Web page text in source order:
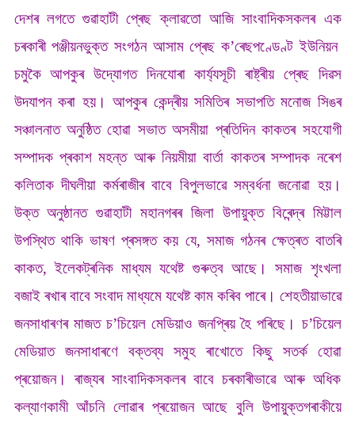
দেশৰ লগতে গুৱাহাটী প্ৰেছ ক্লাৱতো আজি সাংবাদিকসকলৰ এক
চৰকাৰী পঞ্জীয়নভুক্ত সংগঠন আসাম প্ৰেছ ক’ৰেছপণ্ডেণ্ট ইউনিয়ন
চমুকৈ আপকুৰ উদ্যোগত দিনযোৰা কাৰ্য্যসূচী ৰাষ্ট্ৰীয় প্ৰেছ দিৱস
উদযাপন কৰা হয়। আপকুৰ কেন্দ্ৰীয় সমিতিৰ সভাপতি মনোজ সিঙৰ
সঞ্চালনাত অনুষ্ঠিত হোৱা সভাত অসমীয়া প্ৰতিদিন কাকতৰ সহযোগী
সম্পাদক প্ৰকাশ মহন্ত আৰু নিয়মীয়া বাৰ্তা কাকতৰ সম্পাদক নৰেশ
কলিতাক দীঘলীয়া কৰ্মৰাজীৰ বাবে বিপুলভাৱে সম্বৰ্ধনা জনোৱা হয়।
উক্ত অনুষ্ঠানত গুৱাহাটী মহানগৰৰ জিলা উপায়ুক্ত বিৰেন্দ্ৰ মিট্টাল
উপস্থিত থাকি ভাষণ প্ৰসঙ্গত কয় যে, সমাজ গঠনৰ ক্ষেত্ৰত বাতৰি
কাকত, ইলেকট্ৰনিক মাধ্যম যথেষ্ট গুৰুত্ব আছে। সমাজ শৃংখলা
বজাই ৰখাৰ বাবে সংবাদ মাধ্যমে যথেষ্ট কাম কৰিব পাৰে। শেহতীয়াভাৱে
জনসাধাৰণৰ মাজত চ’চিয়েল মেডিয়াও জনপ্ৰিয় হৈ পৰিছে। চ’চিয়েল
মেডিয়াত জনসাধাৰণে বক্তব্য সমুহ ৰাখোতে কিছু সতৰ্ক হোৱা
প্ৰয়োজন। ৰাজ্যৰ সাংবাদিকসকলৰ বাবে চৰকাৰীভাৱে আৰু অধিক
কল্যাণকামী আঁচনি লোৱাৰ প্ৰয়োজন আছে বুলি উপায়ুক্তগৰাকীয়ে